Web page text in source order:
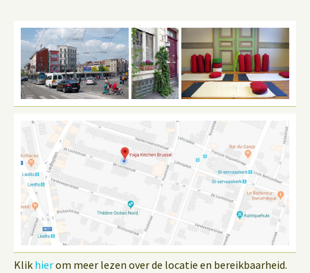
Klik hierom meer lezen over de locatie en bereikbaarheid.